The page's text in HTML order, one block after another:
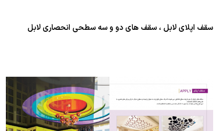
سقف اپلای لابل ، سقف های دو و سه سطحی انحصاری لابل